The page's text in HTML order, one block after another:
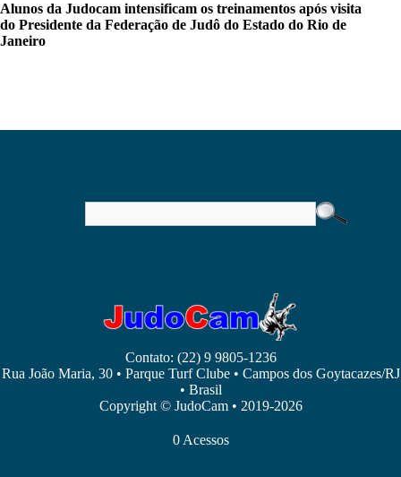
Alunos da Judocam intensificam os treinamentos após visita
do Presidente da Federação de Judô do Estado do Rio de
Janeiro
Contato: (22) 9 9805-1236
Rua João Maria, 30 • Parque Turf Clube • Campos dos Goytacazes/RJ
• Brasil
Copyright © JudoCam • 2019-2026
0 Acessos